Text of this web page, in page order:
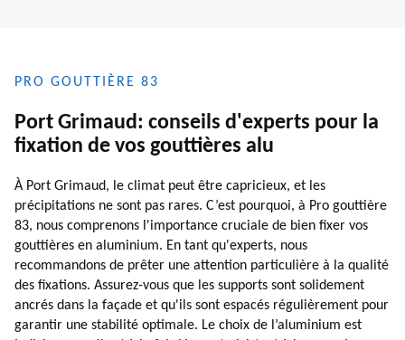
PRO GOUTTIÈRE 83
Port Grimaud: conseils d'experts pour la
fixation de vos gouttières alu
À Port Grimaud, le climat peut être capricieux, et les
précipitations ne sont pas rares. C’est pourquoi, à Pro gouttière
83, nous comprenons l'importance cruciale de bien fixer vos
gouttières en aluminium. En tant qu'experts, nous
recommandons de prêter une attention particulière à la qualité
des fixations. Assurez-vous que les supports sont solidement
ancrés dans la façade et qu'ils sont espacés régulièrement pour
garantir une stabilité optimale. Le choix de l’aluminium est